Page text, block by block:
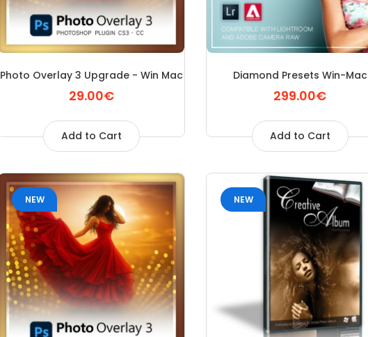
Photo Overlay 3 Upgrade - Win Mac
29.00€
Add to Cart
NEW
Diamond Presets Win-Mac
299.00€
Add to Cart
NEW